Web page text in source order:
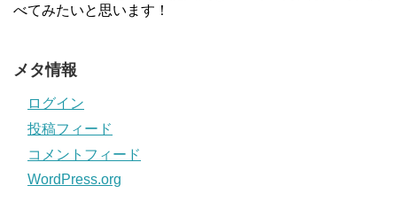
べてみたいと思います！
メタ情報
ログイン
投稿フィード
コメントフィード
WordPress.org